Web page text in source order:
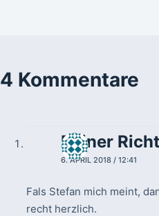
4 Kommentare
Reiner
6. APRIL 2018 / 12:41
Fals Stefan mich meint,
recht herzlich.